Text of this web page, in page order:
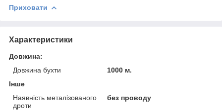
Приховати
Характеристики
Довжина:
Довжина бухти
1000 м.
Інше
Наявність металізованого
дроти
без проводу